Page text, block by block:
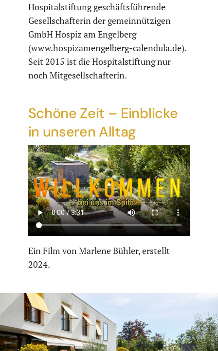
Hospitalstiftung geschäftsführende
Gesellschafterin der gemeinnützigen
GmbH Hospiz am Engelberg
(www.hospizamengelberg-calendula.de).
Seit 2015 ist die Hospitalstiftung nur
noch Mitgesellschafterin.
Schöne Zeit – Einblicke
in unseren Alltag
Ein Film von Marlene Bühler, erstellt
2024.